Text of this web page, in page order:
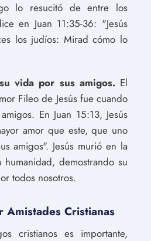
lo resucitó de entre los
en Juan 11:35-36: "Jesús
los judíos: Mirad cómo lo
vida por sus amigos.El
Fileo de Jesús fue cuando
En Juan 15:13, Jesús
amor que este, que uno
amigos". Jesús murió en la
demostrando su
todos nosotros.
Amistades Cristianas
cristianos es importante,